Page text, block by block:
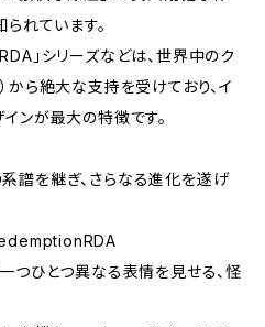
られています。
」シリーズなどは、世界中のク
から絶大な支持を受けており、イ
ンが最大の特徴です。
譜を継ぎ、さらなる進化を遂げ
つひとつ異なる表情を見せる、怪